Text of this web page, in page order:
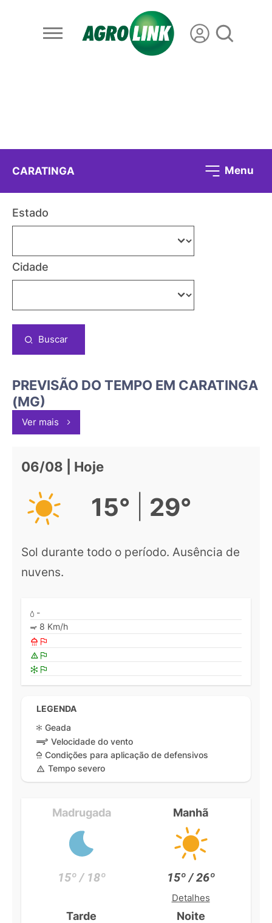
CARATINGA Menu
Estado
Cidade
Buscar
PREVISÃO DO TEMPO EM CARATINGA
(MG)
Ver mais
06/08 | Hoje
15° 29°
Sol durante todo o período. Ausência de
nuvens.
-
8 Km/h
LEGENDA
Geada
Velocidade do vento
Condições para aplicação de defensivos
Tempo severo
Madrugada
15º / 18º
Manhã
15º / 26º
Detalhes
Tarde Noite